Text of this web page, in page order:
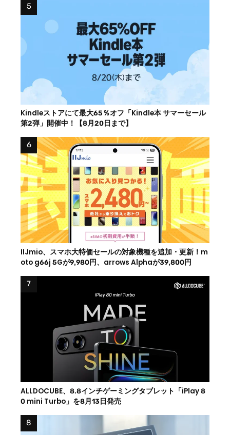
Kindleストアにて最大65％オフ「Kindle本 サマーセール
第2弾」開催中！【8月20日まで】
IIJmio、スマホ大特価セールの対象機種を追加・更新！m
oto g66j 5Gが9,980円、arrows Alphaが39,800円
ALLDOCUBE、8.8インチゲーミングタブレット「iPlay 8
0 mini Turbo」を8月13日発売